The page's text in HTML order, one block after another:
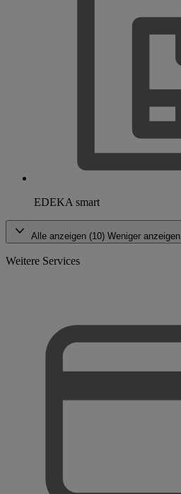
EDEKA smart
Alle anzeigen (10) Weniger anzeigen
Weitere Services